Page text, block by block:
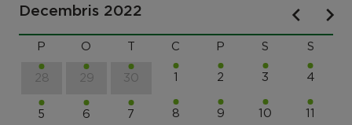
Decembris 2022
P O C P S S
28 29 30 1 2 3 4
5 6 7 8 9 10 11